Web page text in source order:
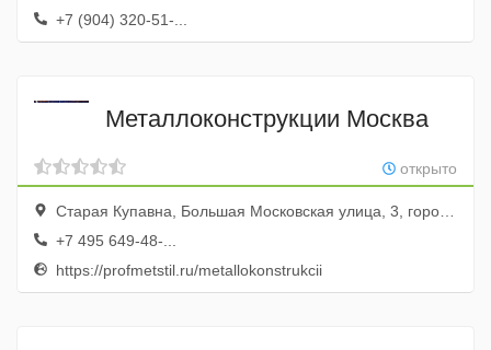
+7 (904) 320-51-...
Металлоконструкции Москва
открыто
Старая Купавна, Большая Московская улица, 3, город Старая Купавна, Московская область, Россия
+7 495 649-48-...
https://profmetstil.ru/metallokonstrukcii